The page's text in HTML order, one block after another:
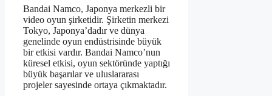
Bandai Namco, Japonya merkezli bir
video oyun şirketidir. Şirketin merkezi
Tokyo, Japonya’dadır ve dünya
genelinde oyun endüstrisinde büyük
bir etkisi vardır. Bandai Namco’nun
küresel etkisi, oyun sektöründe yaptığı
büyük başarılar ve uluslararası
projeler sayesinde ortaya çıkmaktadır.